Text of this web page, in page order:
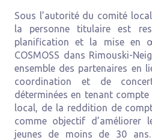
Sous l’autorité du comité
la personne titulaire est
planification et la mise en
COSMOSS dans Rimouski-
ensemble des partenaires en
coordination et de
déterminées en tenant
local, de la reddition de
comme objectif d’améliorer
jeunes de moins de 30